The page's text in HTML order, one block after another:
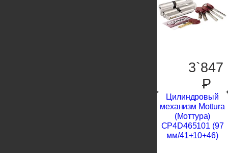
3`847
P
Цилиндровый
механизм Mottura
(Моттура)
CP4D465101 (97
мм/41+10+46)